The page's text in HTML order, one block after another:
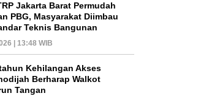
Jakarta Barat Permudah
PBG, Masyarakat Diimbau
Teknis Bangunan
| 13:48 WIB
Kehilangan Akses
Berharap Walkot
Tangan